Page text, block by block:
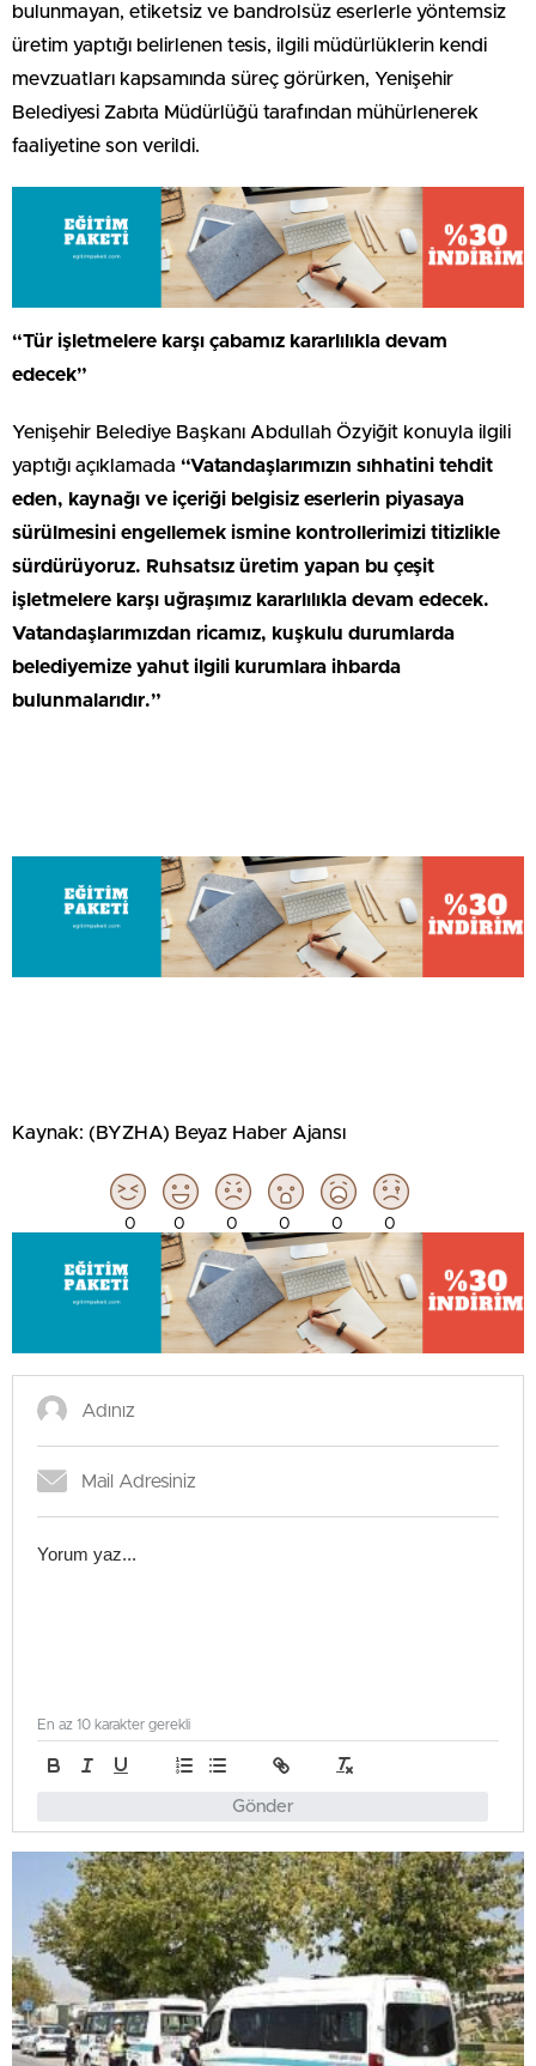
bulunmayan, etiketsiz ve bandrolsüz eserlerle yöntemsiz
üretim yaptığı belirlenen tesis, ilgili müdürlüklerin kendi
mevzuatları kapsamında süreç görürken, Yenişehir
Belediyesi Zabıta Müdürlüğü tarafından mühürlenerek
faaliyetine son verildi.
“Tür işletmelere karşı çabamız kararlılıkla devam
edecek”
Yenişehir Belediye Başkanı Abdullah Özyiğit konuyla ilgili
yaptığı açıklamada “Vatandaşlarımızın sıhhatini tehdit
eden, kaynağı ve içeriği belgisiz eserlerin piyasaya
sürülmesini engellemek ismine kontrollerimizi titizlikle
sürdürüyoruz. Ruhsatsız üretim yapan bu çeşit
işletmelere karşı uğraşımız kararlılıkla devam edecek.
Vatandaşlarımızdan ricamız, kuşkulu durumlarda
belediyemize yahut ilgili kurumlara ihbarda
bulunmalarıdır.”
Kaynak: (BYZHA) Beyaz Haber Ajansı
0 0 0 0 0 0
Gönder
En az 10 karakter gerekli